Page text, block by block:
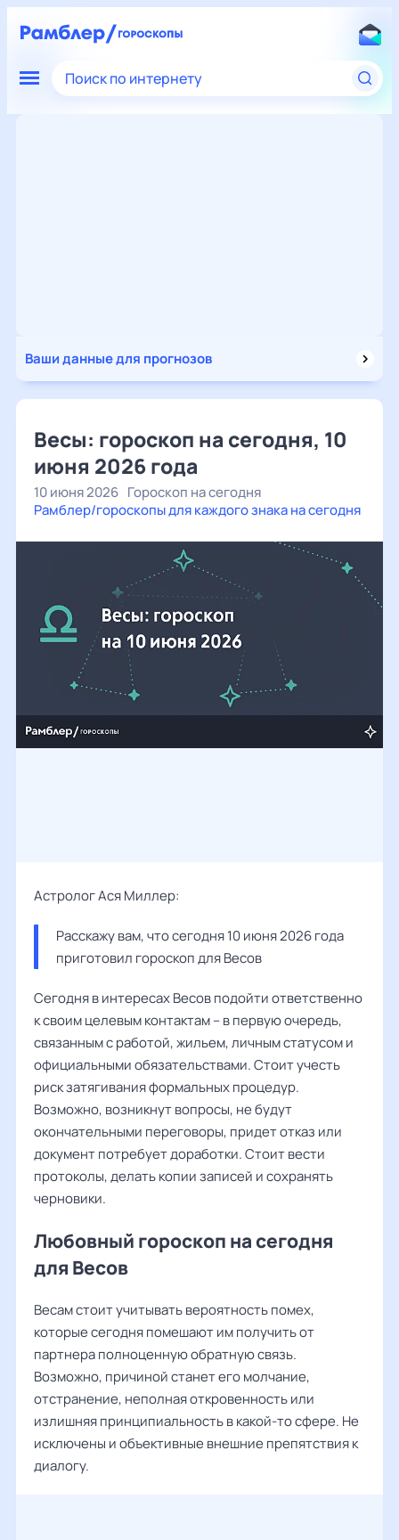
Поиск по интернету
Ваши данные для прогнозов
Весы: гороскоп на сегодня, 10
июня 2026 года
10 июня 2026 Гороскоп на сегодня
Рамблер/гороскопы для каждого знака на сегодня
Астролог Ася Миллер:
Расскажу вам, что сегодня 10 июня 2026 года
приготовил гороскоп для Весов
Сегодня в интересах Весов подойти ответственно
к своим целевым контактам – в первую очередь,
связанным с работой, жильем, личным статусом и
официальными обязательствами. Стоит учесть
риск затягивания формальных процедур.
Возможно, возникнут вопросы, не будут
окончательными переговоры, придет отказ или
документ потребует доработки. Стоит вести
протоколы, делать копии записей и сохранять
черновики.
Любовный гороскоп на сегодня
для Весов
Весам стоит учитывать вероятность помех,
которые сегодня помешают им получить от
партнера полноценную обратную связь.
Возможно, причиной станет его молчание,
отстранение, неполная откровенность или
излишняя принципиальность в какой-то сфере. Не
исключены и объективные внешние препятствия к
диалогу.